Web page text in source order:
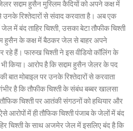
सद्दाम हुसैन मुस्लिम कैदियों को अपने कक्ष में
रिश्तेदारों से संवाद करवाता है। अब एक
में बंद ताहिर चिश्ती, उसका बेटा तौफीक चिश्ती
हुसैन के कक्ष में बैठकर जेल से बाहर अपने
रहे हैं। फारुख चिश्ती ने इस वीडियो कॉलिंग के
किया। आरोप है कि सद्दाम हुसैन जेलर के पद
बात मोबाइल पर उनके रिश्तेदारों से करवाता
है कि तौफीक चिश्ती के संबंध बब्बर खालसा
चिश्ती पर आतंकी संगठनों को हथियार और
में ही तौफिक चिश्ती पंजाब के जेलों में बंद
चिश्ती के साथ अजमेर जेल में इसलिए बंद है कि